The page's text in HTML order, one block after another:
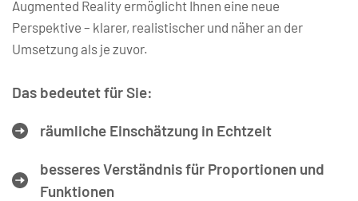
Augmented Reality ermöglicht Ihnen eine neue
Perspektive – klarer, realistischer und näher an der
Umsetzung als je zuvor.
Das bedeutet für Sie:
räumliche Einschätzung in Echtzeit
besseres Verständnis für Proportionen und
Funktionen